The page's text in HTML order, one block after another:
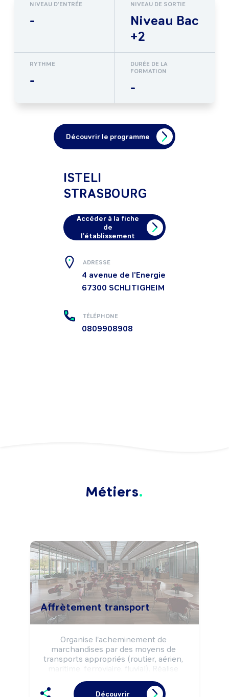
NIVEAU D'ENTRÉE
-
NIVEAU DE SORTIE
Niveau Bac
+2
RYTHME
-
DURÉE DE LA
FORMATION
-
Découvrir le programme
ISTELI
STRASBOURG
Accéder à la fiche
de
l'établissement
ADRESSE
4 avenue de l'Energie
67300 SCHLITIGHEIM
TÉLÉPHONE
0809908908
Métiers
Affrètement transport
Organise l'acheminement de
marchandises par des moyens de
transports appropriés (routier, aérien,
maritime, ferroviaire, fluvial). Réalise
transport national et/ou international
Découvrir